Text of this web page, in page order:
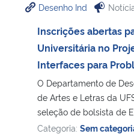
Desenho Ind
Inscrições abertas
Universitária no
Interfaces para
O Departamento de
de Artes e Letras da
seleção de bolsista de
Categoria: Sem